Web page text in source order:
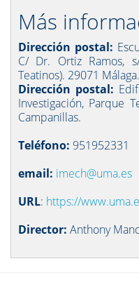
Más
Dirección postal:
C/ Dr. Ortiz Ramos,
Teatinos). 29071 Málaga.
Dirección postal:
Investigación, Parque
Campanillas.
Teléfono: 951952331
email: imech@uma.es
URL: https://
Director: Anthony